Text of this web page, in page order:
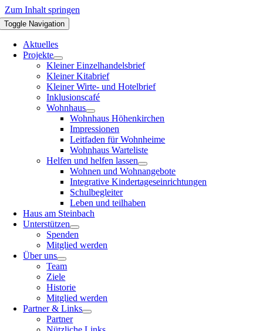
Zum Inhalt springen
Toggle Navigation
Aktuelles
Projekte
Kleiner Einzelhandelsbrief
Kleiner Kitabrief
Kleiner Wirte- und Hotelbrief
Inklusionscafé
Wohnhaus
Wohnhaus Höhenkirchen
Impressionen
Leitfaden für Wohnheime
Wohnhaus Warteliste
Helfen und helfen lassen
Wohnen und Wohnangebote
Integrative Kindertageseinrichtungen
Schulbegleiter
Leben und teilhaben
Haus am Steinbach
Unterstützen
Spenden
Mitglied werden
Über uns
Team
Ziele
Historie
Mitglied werden
Partner & Links
Partner